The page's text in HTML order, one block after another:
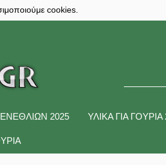
cookies.
2025 ΥΛΙΚΑ ΓΙΑ ΓΟΥΡΙΑ